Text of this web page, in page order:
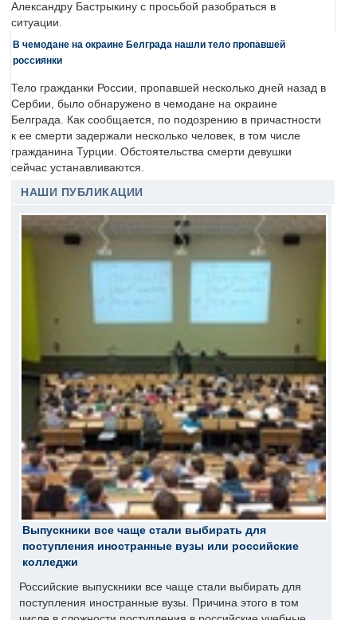
Александру Бастрыкину с просьбой разобраться в
ситуации.
В чемодане на окраине Белграда нашли тело пропавшей
россиянки
Тело гражданки России, пропавшей несколько дней назад в
Сербии, было обнаружено в чемодане на окраине
Белграда. Как сообщается, по подозрению в причастности
к ее смерти задержали несколько человек, в том числе
гражданина Турции. Обстоятельства смерти девушки
сейчас устанавливаются.
НАШИ ПУБЛИКАЦИИ
Выпускники все чаще стали выбирать для
поступления иностранные вузы или российские
колледжи
Российские выпускники все чаще стали выбирать для
поступления иностранные вузы. Причина этого в том